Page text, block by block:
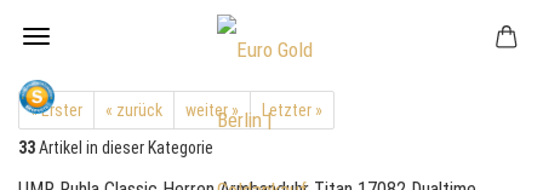
« Erster « zurück weiter »
Letzter »
33Artikel in dieser Kategorie